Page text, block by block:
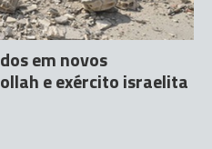
em novos
e exército israelita